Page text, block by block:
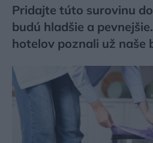
Pridajte túto surovinu
budú hladšie a
hotelov poznali už naše